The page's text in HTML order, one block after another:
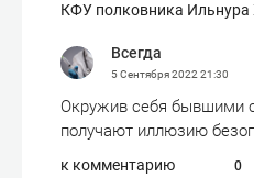
КФУ полковника Ильнура
Всегда
5 Сентября 2022 21:30
Окружив себя бывшими
получают иллюзию
к комментарию 0